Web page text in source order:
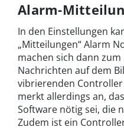
Alarm-
In den Einstellungen
„Mitteilungen“ Alarm
machen sich dann
Nachrichten auf dem
vibrierenden
merkt allerdings an,
Software nötig sei, die
Zudem ist ein